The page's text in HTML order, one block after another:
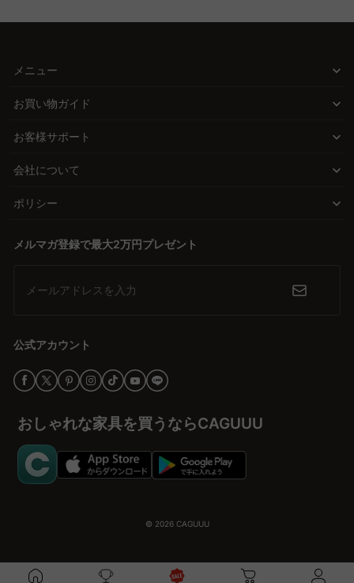
では多様なスタイルと高品質素材のソファベッドを提供しており、
A. ロフトベッドはスペースを有効活用できますが、設置や使用が難
久性とデザイン性を兼ね備えており、狭い部屋でも快適な空間を作
置を見つけましょう。
きます。日中は空間を広く使い、夜間は快適な寝床を確保するとい
う理想の両立が実現できます。
機能性がもたらす利便性
は、日常の多様なシーンでの活用ができます。ソファ兼用タイプ
らゆる場面で対応する柔軟性を持つ。
高品質と安心のサポート
ます。5年品質保証や無料インテリア提案「MyCoordi」を活用する
メニュー
お買い物ガイド
お客様サポート
会社について
ポリシー
メルマガ登録で最大2万円プレゼント
メールアドレスを入力
公式アカウント
おしゃれな家具を買うならCAGUUU
© 2026 CAGUUU